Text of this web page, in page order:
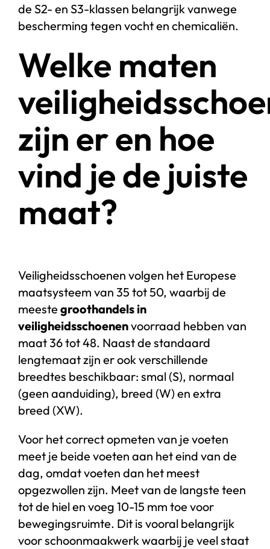
de S2- en S3-klassen belangrijk vanwege
bescherming tegen vocht en chemicaliën.
Welke maten
zijn er en hoe
vind je de juiste
maat?
Veiligheidsschoenen volgen het Europese
maatsysteem van 35 tot 50, waarbij de
meeste groothandels in
veiligheidsschoenenvoorraad hebben van
maat 36 tot 48. Naast de standaard
lengtemaat zijn er ook verschillende
breedtes beschikbaar: smal (S), normaal
(geen aanduiding), breed (W) en extra
breed (XW).
Voor het correct opmeten van je voeten
meet je beide voeten aan het eind van de
dag, omdat voeten dan het meest
opgezwollen zijn. Meet van de langste teen
tot de hiel en voeg 10-15 mm toe voor
bewegingsruimte. Dit is vooral belangrijk
voor schoonmaakwerk waarbij je veel staat